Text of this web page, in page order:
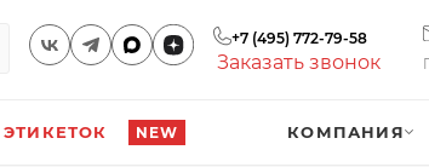
+7 (495) 772-79-58
Заказать звонок
NEW КОМПАНИЯ